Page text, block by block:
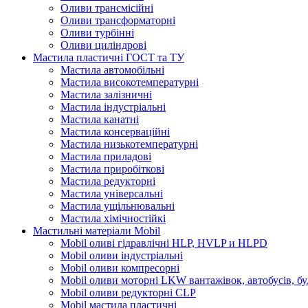
Оливи трансмісійні
Оливи трансформаторні
Оливи турбінні
Оливи циліндрові
Мастила пластичні ГОСТ та ТУ
Мастила автомобільні
Мастила високотемпературні
Мастила залізничні
Мастила індустріальні
Мастила канатні
Мастила консерваційні
Мастила низькотемпературні
Мастила приладові
Мастила приробіткові
Мастила редукторні
Мастила універсальні
Мастила ущільнювальні
Мастила хімічностійкі
Мастильні матеріали Mobil
Mobil оливі гідравлічні HLP, HVLP и HLPD
Mobil оливи індустріальні
Mobil оливи компресорні
Mobil оливи моторні LKW вантажівок, автобусів,
Mobil оливи редукторні CLP
Mobil мастила пластичні